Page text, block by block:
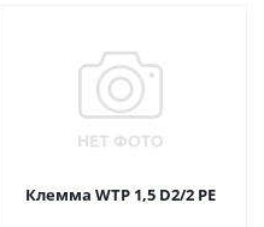
Клемма WTP 1,5 D2/2 PE